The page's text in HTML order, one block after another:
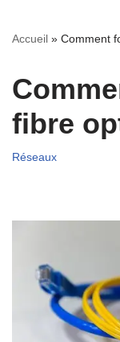
Accueil » Comment
fibre
Réseaux